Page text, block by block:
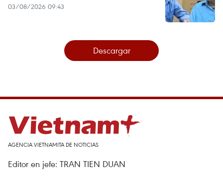
03/08/2026 09:43
Descargar
AGENCIA VIETNAMITA DE NOTICIAS
Editor en jefe: TRAN TIEN DUAN